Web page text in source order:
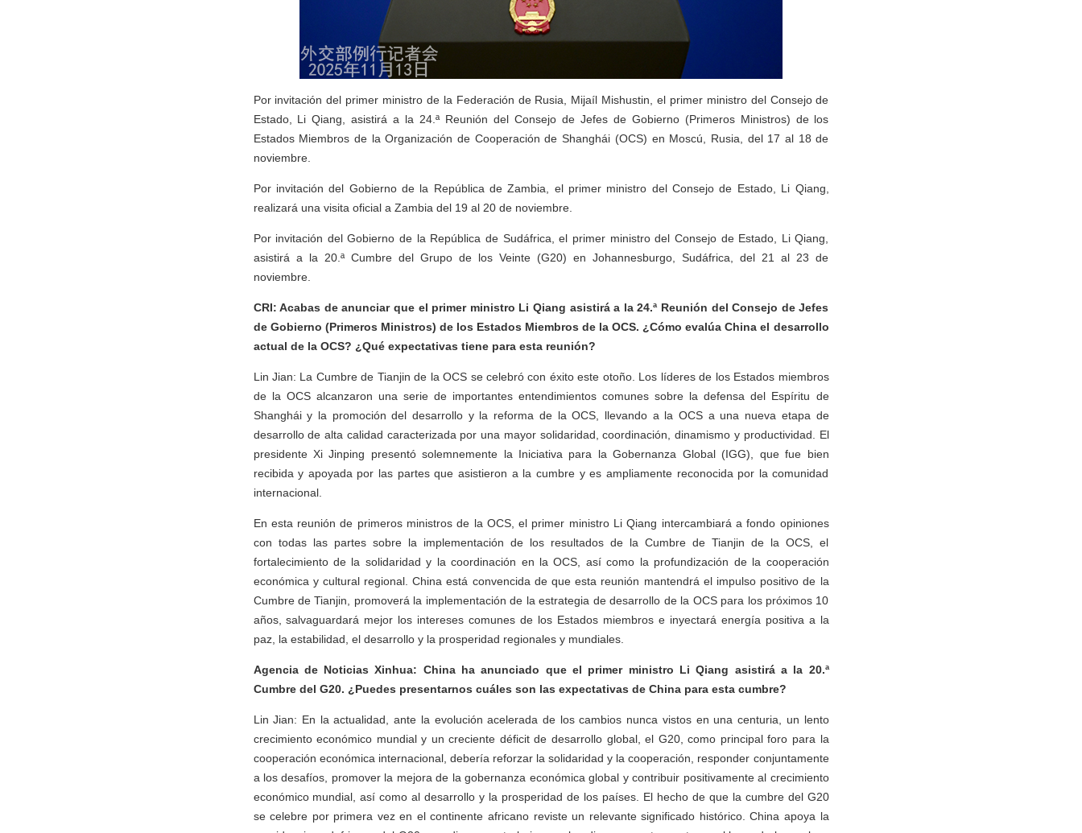
Por invitación del primer ministro de la Federación de Rusia, Mijaíl Mishustin, el primer ministro del Consejo de
Estado, Li Qiang, asistirá a la 24.ª Reunión del Consejo de Jefes de Gobierno (Primeros Ministros) de los
Estados Miembros de la Organización de Cooperación de Shanghái (OCS) en Moscú, Rusia, del 17 al 18 de
noviembre.
Por invitación del Gobierno de la República de Zambia, el primer ministro del Consejo de Estado, Li Qiang,
realizará una visita oficial a Zambia del 19 al 20 de noviembre.
Por invitación del Gobierno de la República de Sudáfrica, el primer ministro del Consejo de Estado, Li Qiang,
asistirá a la 20.ª Cumbre del Grupo de los Veinte (G20) en Johannesburgo, Sudáfrica, del 21 al 23 de
noviembre.
CRI: Acabas de anunciar que el primer ministro Li Qiang asistirá a la 24.ª Reunión del Consejo de Jefes
de Gobierno (Primeros Ministros) de los Estados Miembros de la OCS. ¿Cómo evalúa China el desarrollo
actual de la OCS? ¿Qué expectativas tiene para esta reunión?
Lin Jian: La Cumbre de Tianjin de la OCS se celebró con éxito este otoño. Los líderes de los Estados miembros
de la OCS alcanzaron una serie de importantes entendimientos comunes sobre la defensa del Espíritu de
Shanghái y la promoción del desarrollo y la reforma de la OCS, llevando a la OCS a una nueva etapa de
desarrollo de alta calidad caracterizada por una mayor solidaridad, coordinación, dinamismo y productividad. El
presidente Xi Jinping presentó solemnemente la Iniciativa para la Gobernanza Global (IGG), que fue bien
recibida y apoyada por las partes que asistieron a la cumbre y es ampliamente reconocida por la comunidad
internacional.
En esta reunión de primeros ministros de la OCS, el primer ministro Li Qiang intercambiará a fondo opiniones
con todas las partes sobre la implementación de los resultados de la Cumbre de Tianjin de la OCS, el
fortalecimiento de la solidaridad y la coordinación en la OCS, así como la profundización de la cooperación
económica y cultural regional. China está convencida de que esta reunión mantendrá el impulso positivo de la
Cumbre de Tianjin, promoverá la implementación de la estrategia de desarrollo de la OCS para los próximos 10
años, salvaguardará mejor los intereses comunes de los Estados miembros e inyectará energía positiva a la
paz, la estabilidad, el desarrollo y la prosperidad regionales y mundiales.
Agencia de Noticias Xinhua: China ha anunciado que el primer ministro Li Qiang asistirá a la 20.ª
Cumbre del G20. ¿Puedes presentarnos cuáles son las expectativas de China para esta cumbre?
Lin Jian: En la actualidad, ante la evolución acelerada de los cambios nunca vistos en una centuria, un lento
crecimiento económico mundial y un creciente déficit de desarrollo global, el G20, como principal foro para la
cooperación económica internacional, debería reforzar la solidaridad y la cooperación, responder conjuntamente
a los desafíos, promover la mejora de la gobernanza económica global y contribuir positivamente al crecimiento
económico mundial, así como al desarrollo y la prosperidad de los países. El hecho de que la cumbre del G20
se celebre por primera vez en el continente africano reviste un relevante significado histórico. China apoya la